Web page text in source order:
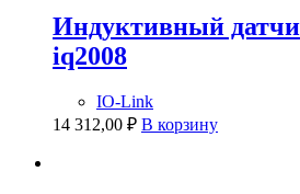
Индуктивный
iq2008
IO-Link
14 312,00 ₽ В корзину